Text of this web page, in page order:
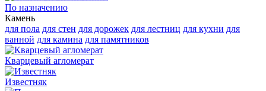
По назначению
Камень
для пола для стен для дорожек для лестниц для кухни для
ванной для камина для памятников
Кварцевый агломерат
Известняк